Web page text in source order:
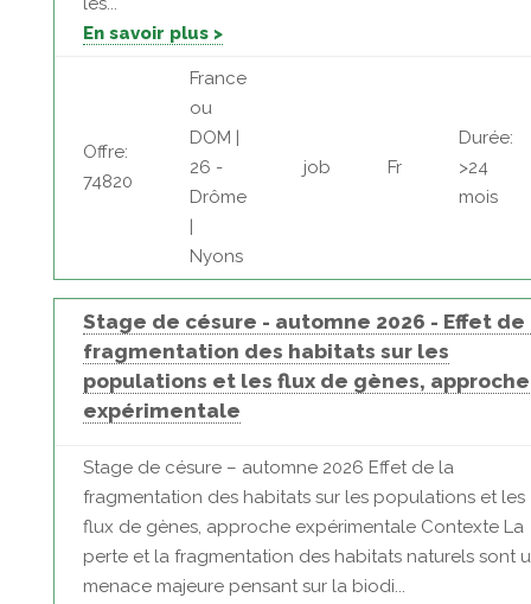
En savoir plus >
Offre:
74820
France
ou
DOM |
26 -
Drôme
|
Nyons
job Fr
Durée:
>24
mois
Stage de césure - automne 2026 - Effet de
fragmentation des habitats sur les
populations et les flux de gènes, approche
expérimentale
Stage de césure – automne 2026 Effet de la
fragmentation des habitats sur les populations et les
flux de gènes, approche expérimentale Contexte La
perte et la fragmentation des habitats naturels sont
menace majeure pensant sur la biodi...